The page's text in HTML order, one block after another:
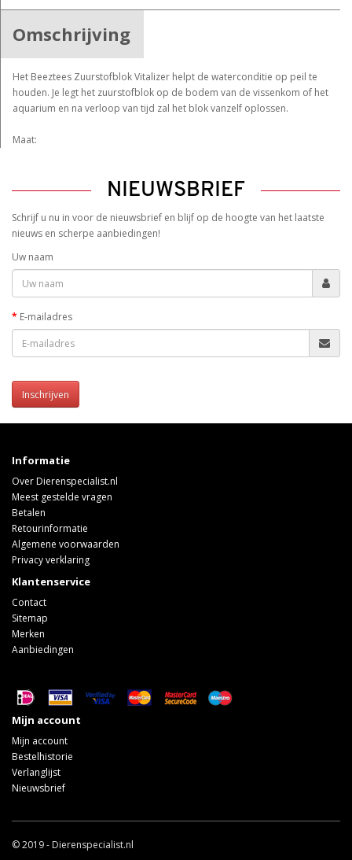
Omschrijving
Het Beeztees Zuurstofblok Vitalizer helpt de waterconditie op peil te
houden. Je legt het zuurstofblok op de bodem van de vissenkom of het
aquarium en na verloop van tijd zal het blok vanzelf oplossen.
Maat:
NIEUWSBRIEF
Schrijf u nu in voor de nieuwsbrief en blijf op de hoogte van het laatste
nieuws en scherpe aanbiedingen!
Uw naam
E-mailadres
Inschrijven
Informatie
Over Dierenspecialist.nl
Meest gestelde vragen
Betalen
Retourinformatie
Algemene voorwaarden
Privacy verklaring
Klantenservice
Contact
Sitemap
Merken
Aanbiedingen
Mijn account
Mijn account
Bestelhistorie
Verlanglijst
Nieuwsbrief
© 2019 - Dierenspecialist.nl